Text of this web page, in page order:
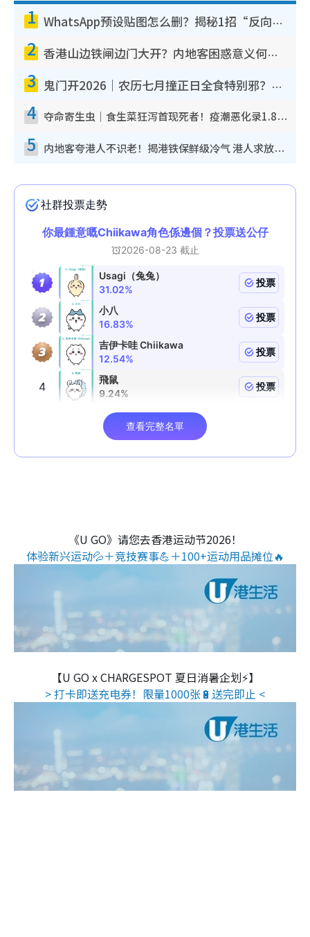
1 WhatsApp预设贴图怎么删？揭秘1招“反向操作”还原简洁界面 附3步实测教程
2 香港山边铁闸边门大开？内地客困惑意义何在！网友神回复：这种叫法理性防御
3 鬼门开2026｜农历七月撞正日全食特别邪？专家警告切忌做一事！揭4大禁忌+2招保平安
4 夺命寄生虫｜食生菜狂泻首现死者！疫潮恶化录1.8万宗病例 揭洗菜3大谬误
5 内地客夸港人不识老！揭港铁保鲜级冷气 港人求放过：别投诉
《U GO》请您去香港运动节2026！
体验新兴运动💦＋竞技赛事💪＋100+运动用品摊位🔥
【U GO x CHARGESPOT 夏日消暑企划⚡】
> 打卡即送充电券！限量1000张🔋送完即止 <